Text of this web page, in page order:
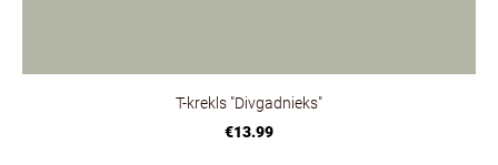
T-krekls "Divgadnieks"
€13.99